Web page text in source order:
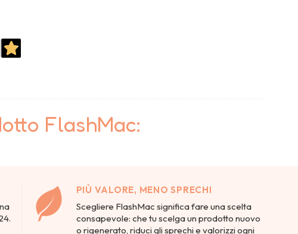
FlashMac:
PIÙ VALORE, MENO SPRECHI
Scegliere FlashMac significa fare una scelta
consapevole: che tu scelga un prodotto nuovo
o rigenerato, riduci gli sprechi e valorizzi ogni